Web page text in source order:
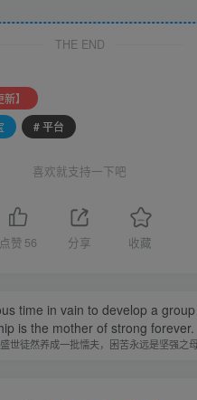
THE END
】
# 平台
喜欢就支持一下吧
点赞 56 分享 收藏
time in vain to develop a
is the mother of strong forever.
世徒然养成一批懦夫，困苦永远是坚强之